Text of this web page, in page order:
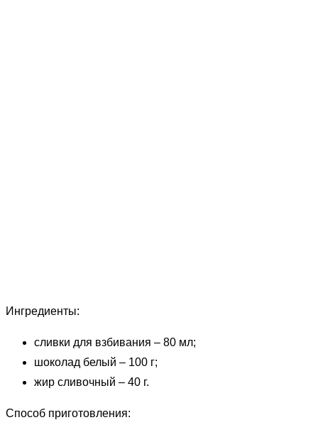
Ингредиенты:
сливки для взбивания – 80 мл;
шоколад белый – 100 г;
жир сливочный – 40 г.
Способ приготовления: